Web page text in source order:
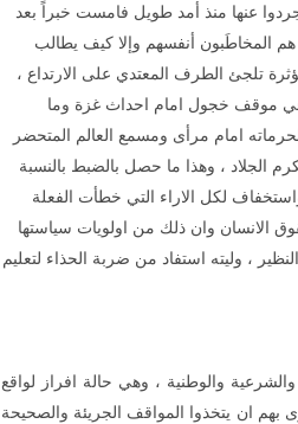
عنها منذ أمد طويل فامست خبراً بعد
هم المخاطَبون أنفسهم وإلا كيف يطالب
تلجئ الطرف المعتدي على الارتداع ،
في موقف خجول امام احداث غزة وما
امام مرأى ومسمع العالم المتحضر
الجلاد ، وهذا ما حصل بالضبط بالنسبة
لكل الاراء التي خطأت الفعلة
الانسان وان ذلك من اولويات سياستها
، وليته استفاد من ضربة الحذاء لتعليم
والوطنية ، وهي حالة افراز لواقع
بهم ان يتخذوا المواقف الجريئة والصحيحة